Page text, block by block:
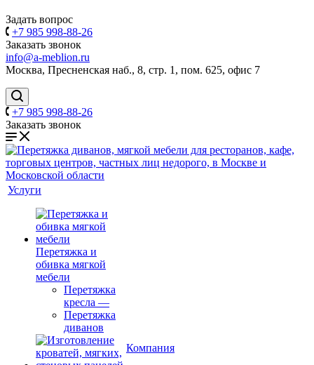
Задать вопрос
+7 985 998-88-26
Заказать звонок
info@a-meblion.ru
Москва, Пресненская наб., 8, стр. 1, пом. 625, офис 7
+7 985 998-88-26
Заказать звонок
Услуги
Перетяжка и
обивка мягкой
мебели
Перетяжка
кресла —
Перетяжка
диванов
Компания